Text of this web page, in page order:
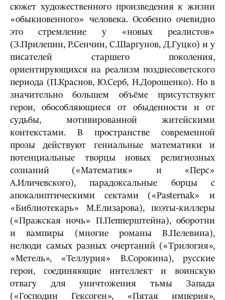
сюжет художественного произведения к жизни
«обыкновенного» человека. Особенно очевидно
это стремление у «новых реалистов»
(З.Прилепин, Р.Сенчин, С.Шаргунов, Д.Гуцко) и у
писателей старшего поколения,
ориентирующихся на реализм позднесоветского
периода (П.Краснов, Ю.Серб, Н.Дорошенко). Но в
значительно большем объёме присутствуют
герои, обособляющиеся от обыденности и от
судьбы, мотивированной житейскими
контекстами. В пространстве современной
прозы действуют гениальные математики и
потенциальные творцы новых религиозных
сознаний («Математик» и «Перс»
А.Иличевского), парадоксальные борцы с
апокалиптическими сектами («Pasternak» и
«Библиотекарь» М.Елизарова), поэты-киллеры
(«Пражская ночь» П.Пепперштейна), оборотни
и вампиры (многие романы В.Пелевина),
нелюди самых разных очертаний («Трилогия»,
«Метель», «Теллурия» В.Сорокина), русские
герои, соединяющие интеллект и воинскую
отвагу для уничтожения тьмы Запада
(«Господин Гексоген», «Пятая империя»,